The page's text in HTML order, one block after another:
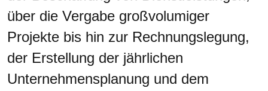
über die Vergabe großvolumiger
Projekte bis hin zur Rechnungslegung,
der Erstellung der jährlichen
Unternehmensplanung und dem